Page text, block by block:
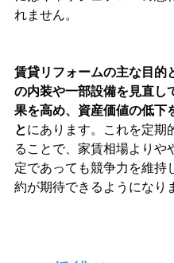
れません。
賃貸リフォームの主な目的
の内装や一部設備を見直し
果を高め、資産価値の低下
とにあります。これを定期
ることで、家賃相場よりや
定であっても競争力を維持
約が期待できるようになり